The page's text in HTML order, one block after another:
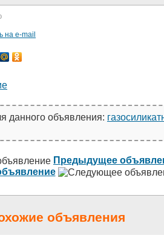
на e-mail
данного объявления:
Предыдущее
объявления